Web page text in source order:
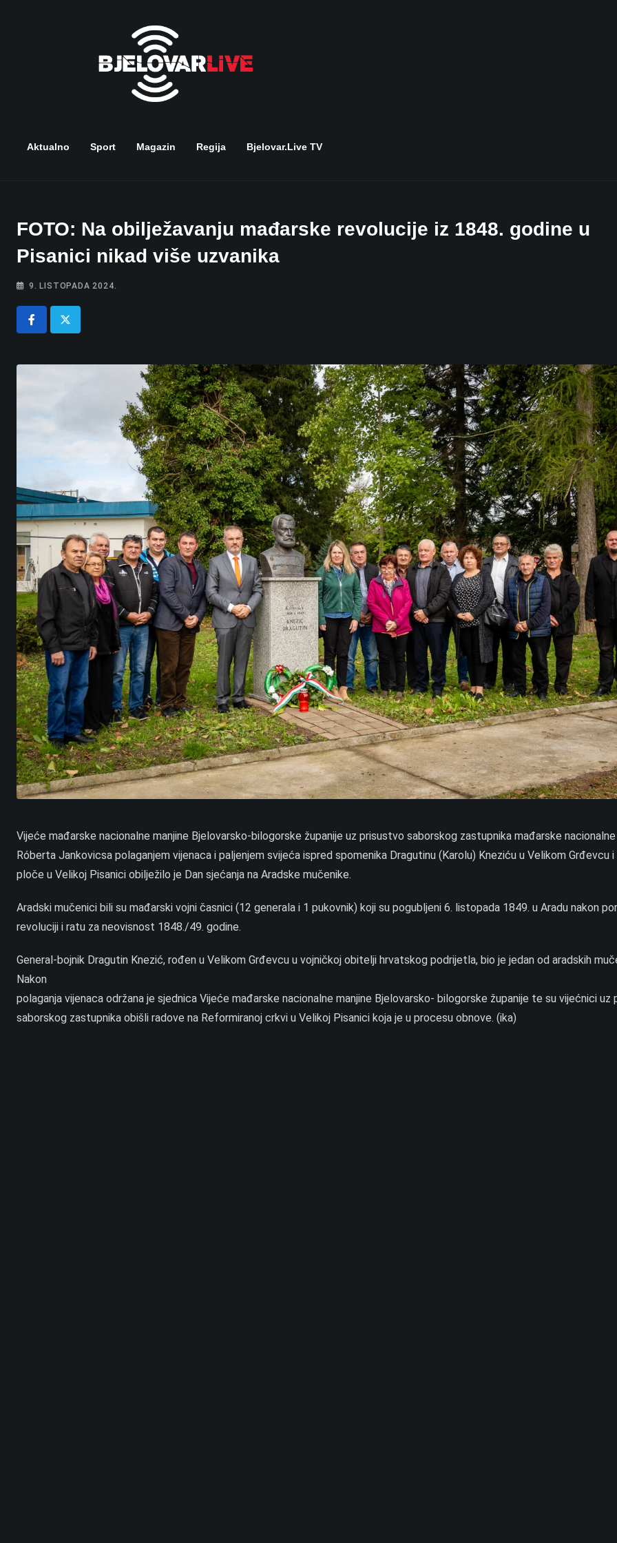
Aktualno Sport Magazin Regija Bjelovar.live TV
FOTO: Na obilježavanju mađarske revolucije iz 1848. godine u
Pisanici nikad više uzvanika
9. LISTOPADA 2024.
Vijeće mađarske nacionalne manjine Bjelovarsko-bilogorske županije uz prisustvo saborskog zastupnika mađarske nacionalne
Róberta Jankovicsa polaganjem vijenaca i paljenjem svijeća ispred spomenika Dragutinu (Karolu) Kneziću u Velikom Grđevcu
ploče u Velikoj Pisanici obilježilo je Dan sjećanja na Aradske mučenike.
Aradski mučenici bili su mađarski vojni časnici (12 generala i 1 pukovnik) koji su pogubljeni 6. listopada 1849. u Aradu nakon
revoluciji i ratu za neovisnost 1848./49. godine.
General-bojnik Dragutin Knezić, rođen u Velikom Grđevcu u vojničkoj obitelji hrvatskog podrijetla, bio je jedan od aradskih
Nakon
polaganja vijenaca održana je sjednica Vijeće mađarske nacionalne manjine Bjelovarsko- bilogorske županije te su vijećnici uz
saborskog zastupnika obišli radove na Reformiranoj crkvi u Velikoj Pisanici koja je u procesu obnove. (ika)